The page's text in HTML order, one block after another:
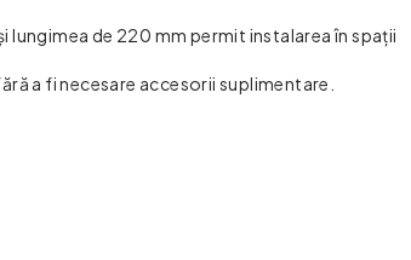
de 220 mm permit instalarea în spații
a fi necesare accesorii suplimentare.